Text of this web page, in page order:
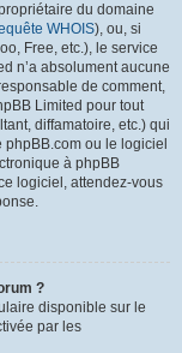
du domaine
WHOIS), ou, si
Free, etc.), le service
n’a absolument aucune
de comment,
Limited pour tout
diffamatoire, etc.) qui
ou le logiciel
à phpBB
logiciel, attendez-vous
?
disponible sur le
par les